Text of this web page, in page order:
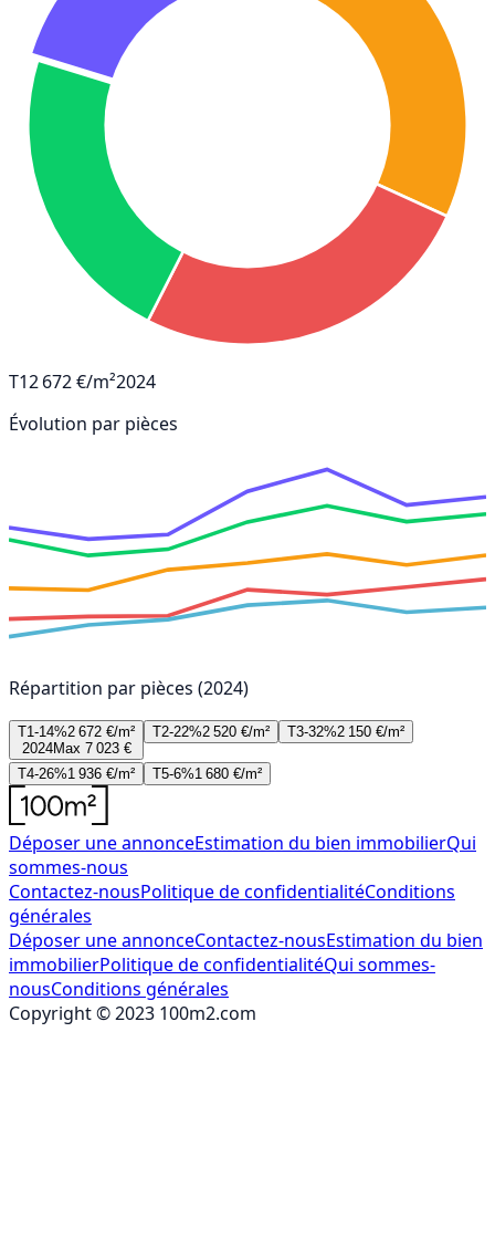
T12 672 €/m²2024
Évolution par pièces
Répartition par pièces (2024)
T1-14%2 672 €/m²
2024Max 7 023 €
T2-22%2 520 €/m² T3-32%2 150 €/m²
T4-26%1 936 €/m² T5-6%1 680 €/m²
Déposer une annonceEstimation du bien immobilierQui
sommes-nous
Contactez-nousPolitique de confidentialitéConditions
générales
Déposer une annonceContactez-nousEstimation du bien
immobilierPolitique de confidentialitéQui sommes-
nousConditions générales
Copyright © 2023 100m2.com